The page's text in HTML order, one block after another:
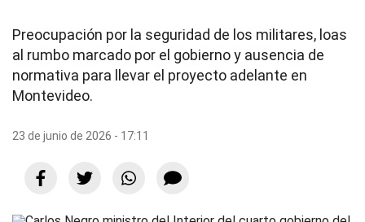
Preocupación por la seguridad de los militares, loas
al rumbo marcado por el gobierno y ausencia de
normativa para llevar el proyecto adelante en
Montevideo.
23 de junio de 2026 - 17:11